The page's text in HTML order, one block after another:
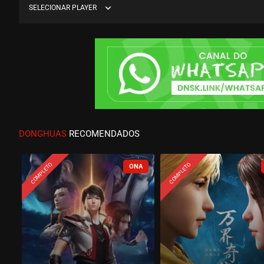
SELECIONAR PLAYER expand_more
DONGHUAS RECOMENDADOS
COMPLETO COMPLETO